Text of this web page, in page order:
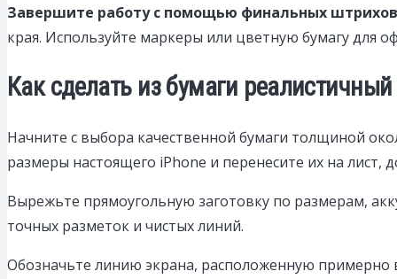
Завершите работу с помощью финальных штрихов
края. Используйте маркеры или цветную бумагу для
Как сделать из бумаги
Начните с выбора качественной бумаги толщиной
размеры настоящего iPhone и перенесите их на
Вырежьте прямоугольную заготовку по размерам,
точных разметок и чистых линий.
Обозначьте линию экрана, расположенную примерно